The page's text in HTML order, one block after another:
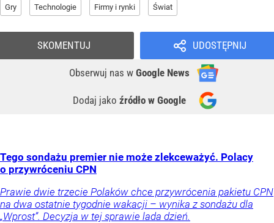
Gry Technologie Firmy i rynki Świat
UDOSTĘPNIJ
Obserwuj nas w Google News
Dodaj jako źródło w Google
SKOMENTUJ
Tego sondażu premier nie może zlekceważyć. Polacy
o przywróceniu CPN
Prawie dwie trzecie Polaków chce przywrócenia pakietu CPN
na dwa ostatnie tygodnie wakacji – wynika z sondażu dla
„Wprost”. Decyzja w tej sprawie lada dzień.